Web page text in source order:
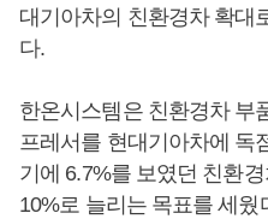
대기아차의 친환경차 확대
다.
한온시스템은 친환경차 부
프레서를 현대기아차에 독
기에 6.7%를 보였던 친환
10%로 늘리는 목표를 세웠